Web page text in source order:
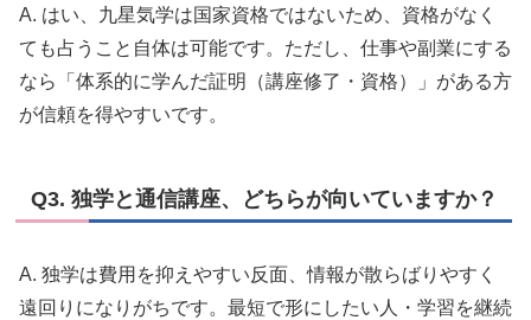
A. はい、九星気学は国家資格ではないため、資格がなく
ても占うこと自体は可能です。ただし、仕事や副業にする
なら「体系的に学んだ証明（講座修了・資格）」がある方
が信頼を得やすいです。
Q3. 独学と通信講座、どちらが向いていますか？
A. 独学は費用を抑えやすい反面、情報が散らばりやすく
遠回りになりがちです。最短で形にしたい人・学習を継続